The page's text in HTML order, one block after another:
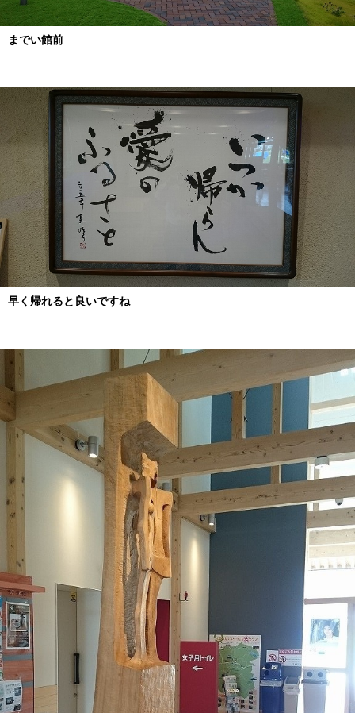
までい館前
早く帰れると良いですね